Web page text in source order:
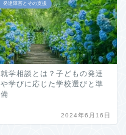
発達障害とその支援
就学相談とは？子どもの発達
や学びに応じた学校選びと準
備
2024年6月16日